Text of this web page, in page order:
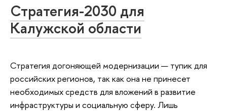
Стратегия-2030 для
Калужской области
Стратегия догоняющей модернизации — тупик для
российских регионов, так как она не принесет
необходимых средств для вложений в развитие
инфраструктуры и социальную сферу. Лишь